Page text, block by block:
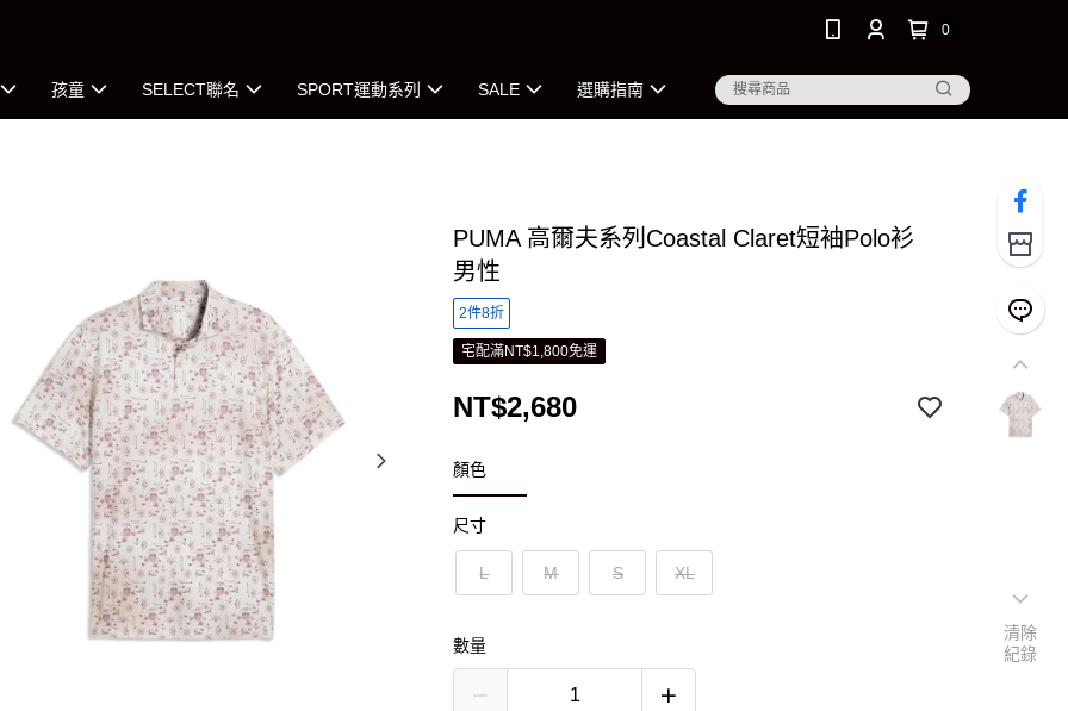
0
孩童 SELECT聯名 SPORT運動系列 SALE 選購指南
PUMA 高爾夫系列Coastal Claret短袖Polo衫
男性
2件8折
宅配滿NT$1,800免運
NT$2,680
顏色
尺寸
L M S XL
數量
清除
紀錄